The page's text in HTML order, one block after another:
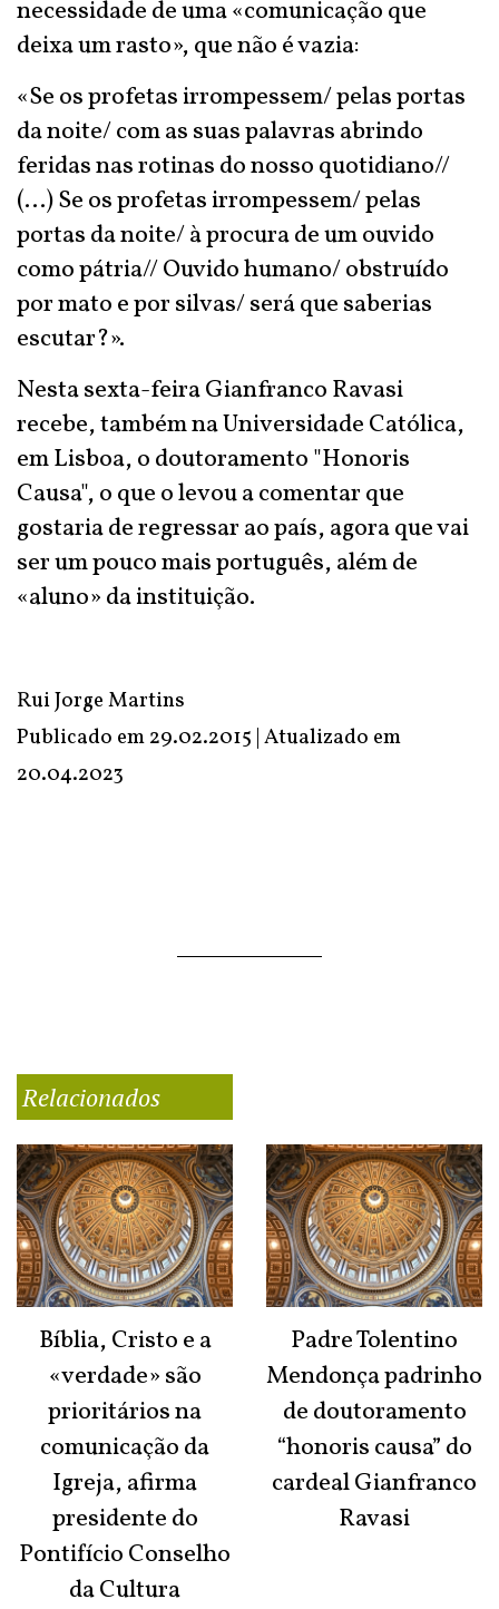
necessidade de uma «comunicação que
deixa um rasto», que não é vazia:
«Se os profetas irrompessem/ pelas portas
da noite/ com as suas palavras abrindo
feridas nas rotinas do nosso quotidiano//
(...) Se os profetas irrompessem/ pelas
portas da noite/ à procura de um ouvido
como pátria// Ouvido humano/ obstruído
por mato e por silvas/ será que saberias
escutar?».
Nesta sexta-feira Gianfranco Ravasi
recebe, também na Universidade Católica,
em Lisboa, o doutoramento "Honoris
Causa", o que o levou a comentar que
gostaria de regressar ao país, agora que vai
ser um pouco mais português, além de
«aluno» da instituição.
Rui Jorge Martins
Publicado em 29.02.2015 | Atualizado em
20.04.2023
Relacionados
Bíblia, Cristo e a
«verdade» são
prioritários na
comunicação da
Igreja, afirma
presidente do
Pontifício Conselho
da Cultura
Padre Tolentino
Mendonça padrinho
de doutoramento
“honoris causa” do
cardeal Gianfranco
Ravasi